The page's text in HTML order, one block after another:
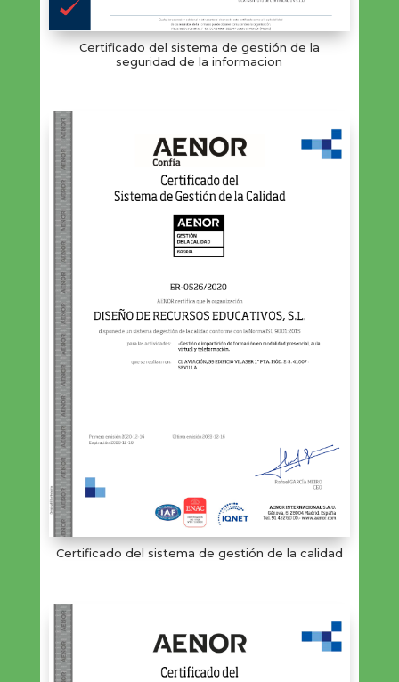
Certificado del sistema de gestión de la
seguridad de la informacion
Certificado del sistema de gestión de la calidad